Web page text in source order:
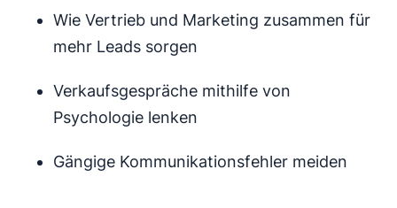
Wie Vertrieb und Marketing zusammen für
mehr Leads sorgen
Verkaufsgespräche mithilfe von
Psychologie lenken
Gängige Kommunikationsfehler meiden